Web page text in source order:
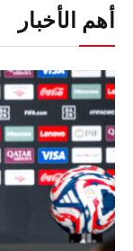
أهم الأخبار